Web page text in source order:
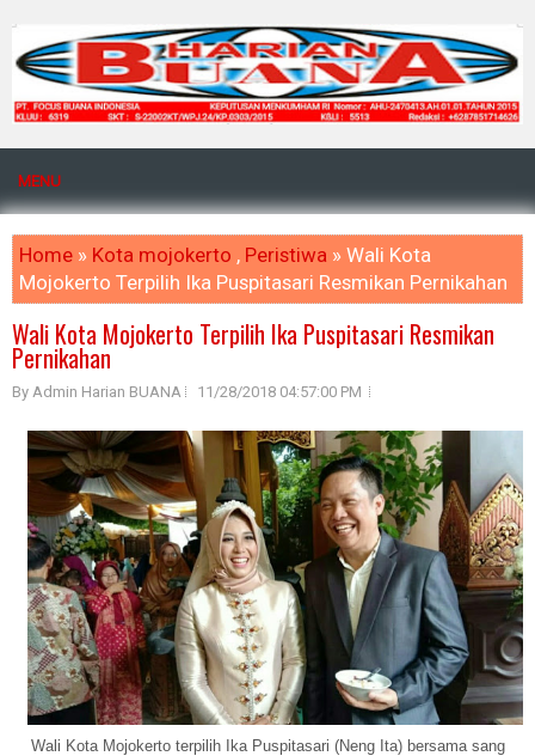
MENU
Home » Kota mojokerto , Peristiwa » Wali Kota
Mojokerto Terpilih Ika Puspitasari Resmikan Pernikahan
Wali Kota Mojokerto Terpilih Ika Puspitasari Resmikan
Pernikahan
By Admin Harian BUANA 11/28/2018 04:57:00 PM
Wali Kota Mojokerto terpilih Ika Puspitasari (Neng Ita) bersama sang